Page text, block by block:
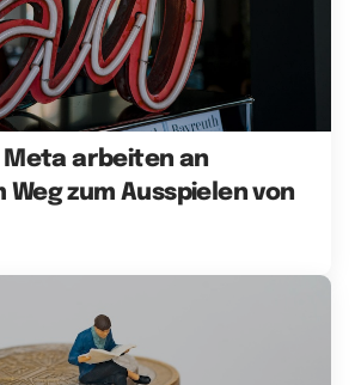
Meta arbeiten an
zum Ausspielen von